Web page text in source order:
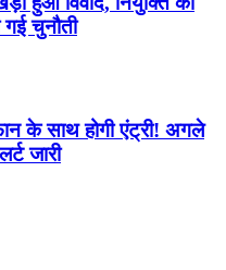
गई चुनौती
के साथ होगी एंट्री! अगले
जारी